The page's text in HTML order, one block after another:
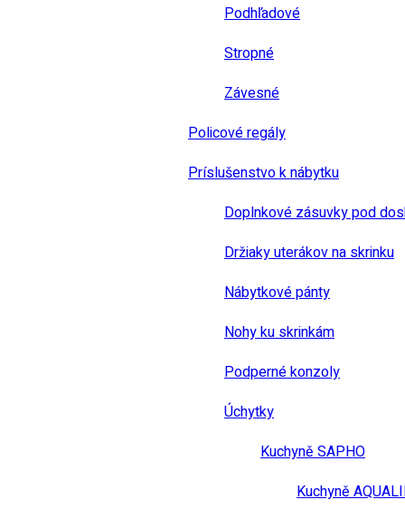
Podhľadové
Stropné
Závesné
Policové regály
Príslušenstvo k nábytku
Doplnkové zásuvky pod
Držiaky uterákov na skrinku
Nábytkové pánty
Nohy ku skrinkám
Podperné konzoly
Úchytky
Kuchyně SAPHO
Kuchyně